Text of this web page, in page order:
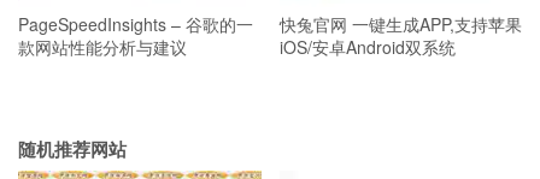
PageSpeedInsights – 谷歌的一
款网站性能分析与建议
快兔官网 一键生成APP,支持苹果
iOS/安卓Android双系统
随机推荐网站